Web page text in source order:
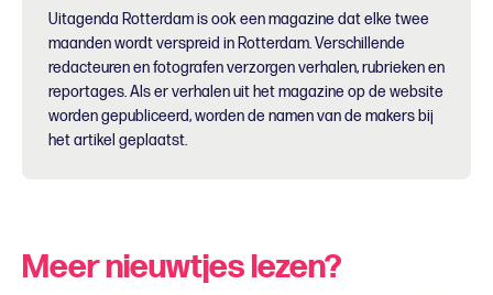
Uitagenda Rotterdam is ook een magazine dat elke twee
maanden wordt verspreid in Rotterdam. Verschillende
redacteuren en fotografen verzorgen verhalen, rubrieken en
reportages. Als er verhalen uit het magazine op de website
worden gepubliceerd, worden de namen van de makers bij
het artikel geplaatst.
Meer nieuwtjes lezen?